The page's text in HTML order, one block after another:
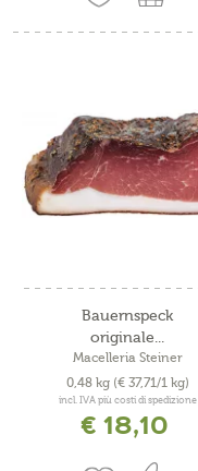
Bauernspeck
originale...
Macelleria Steiner
0,48 kg (€ 37,71/1 kg)
incl. IVA più costi di spedizione
€ 18,10